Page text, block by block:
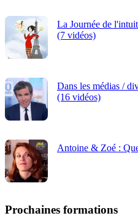
La Journée de
(7 vidéos)
Dans les médias /
(16 vidéos)
Antoine & Zoé :
Prochaines formations